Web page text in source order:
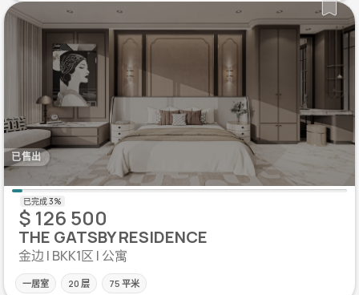
已售出
$ 126 500
THE GATSBY RESIDENCE
金边 | BKK1区 | 公寓
一居室 20 层 75 平米